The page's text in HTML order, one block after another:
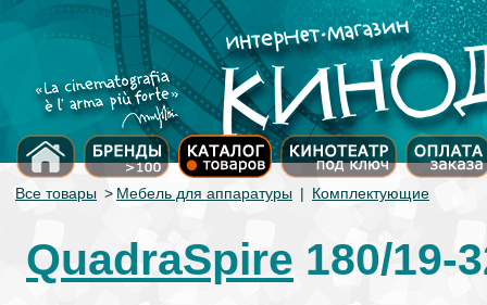
Все товары > Мебель для аппаратуры | Комплектующие
QuadraSpire 180/19-